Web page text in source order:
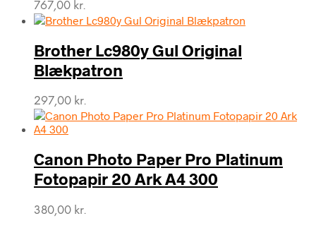
767,00 kr.
Brother Lc980y Gul Original
Blækpatron
297,00 kr.
Canon Photo Paper Pro Platinum
Fotopapir 20 Ark A4 300
380,00 kr.